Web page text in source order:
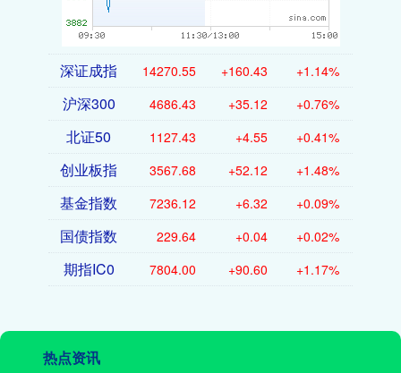
深证成指 14270.55 +160.43 +1.14%
沪深300 4686.43 +35.12 +0.76%
北证50 1127.43 +4.55 +0.41%
创业板指 3567.68 +52.12 +1.48%
基金指数 7236.12 +6.32 +0.09%
国债指数 229.64 +0.04 +0.02%
期指IC0 7804.00 +90.60 +1.17%
热点资讯